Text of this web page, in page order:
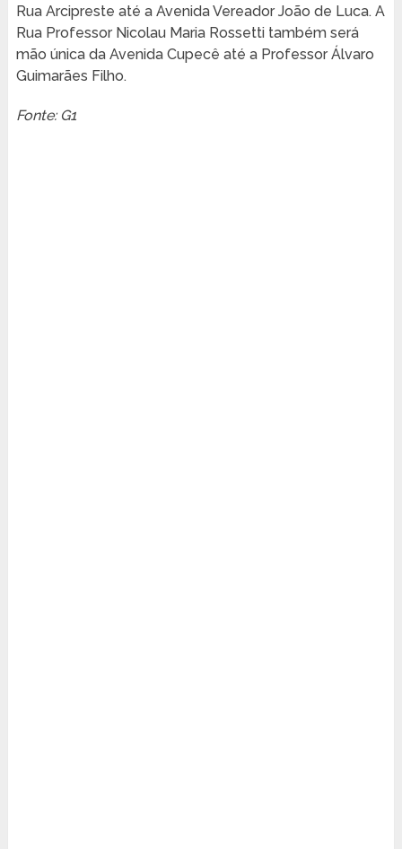
Rua Arcipreste até a Avenida Vereador João de Luca. A
Rua Professor Nicolau Maria Rossetti também será
mão única da Avenida Cupecê até a Professor Álvaro
Guimarães Filho.
Fonte: G1